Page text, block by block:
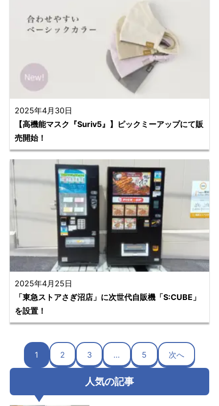
2025年4月30日
【高機能マスク『Suriv5』】ピックミーアップにて販
売開始！
2025年4月25日
「東急ストアさぎ沼店」に次世代自販機「S:CUBE」
を設置！
1 2 3 … 5 次へ
人気の記事